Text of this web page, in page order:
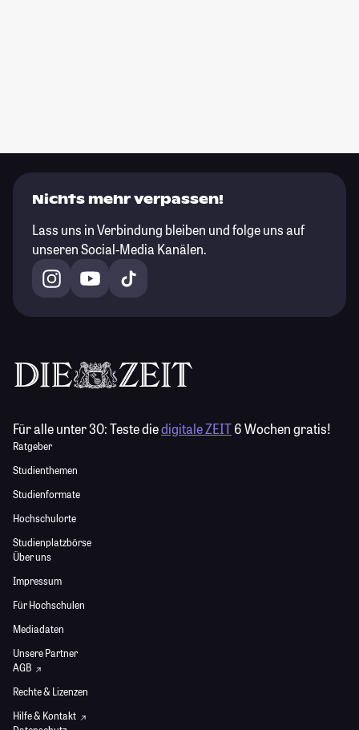
Nichts mehr verpassen!
Lass uns in Verbindung bleiben und folge uns auf
unseren Social-Media Kanälen.
Für alle unter 30:Teste diedigitale ZEIT6 Wochen gratis!
Ratgeber
Studienthemen
Studienformate
Hochschulorte
Studienplatzbörse
Über uns
Impressum
Für Hochschulen
Mediadaten
Unsere Partner
AGB
Rechte & Lizenzen
Hilfe & Kontakt